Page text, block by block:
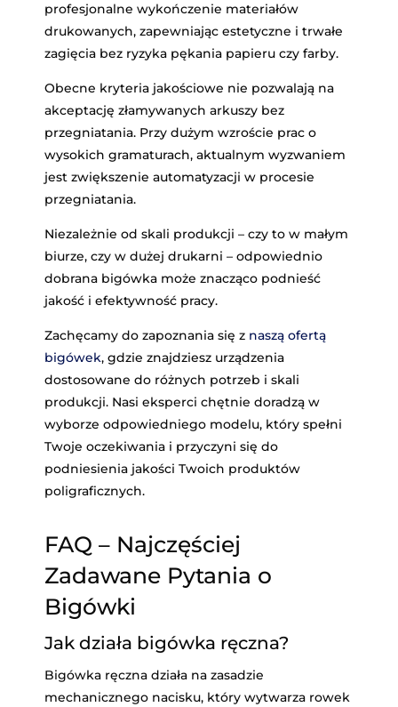
profesjonalne wykończenie materiałów
drukowanych, zapewniając estetyczne i trwałe
zagięcia bez ryzyka pękania papieru czy farby.
Obecne kryteria jakościowe nie pozwalają na
akceptację złamywanych arkuszy bez
przegniatania. Przy dużym wzroście prac o
wysokich gramaturach, aktualnym wyzwaniem
jest zwiększenie automatyzacji w procesie
przegniatania.
Niezależnie od skali produkcji – czy to w małym
biurze, czy w dużej drukarni – odpowiednio
dobrana bigówka może znacząco podnieść
jakość i efektywność pracy.
Zachęcamy do zapoznania się z naszą ofertą
bigówek, gdzie znajdziesz urządzenia
dostosowane do różnych potrzeb i skali
produkcji. Nasi eksperci chętnie doradzą w
wyborze odpowiedniego modelu, który spełni
Twoje oczekiwania i przyczyni się do
podniesienia jakości Twoich produktów
poligraficznych.
FAQ – Najczęściej
Zadawane Pytania o
Bigówki
Jak działa bigówka ręczna?
Bigówka ręczna działa na zasadzie
mechanicznego nacisku, który wytwarza rowek